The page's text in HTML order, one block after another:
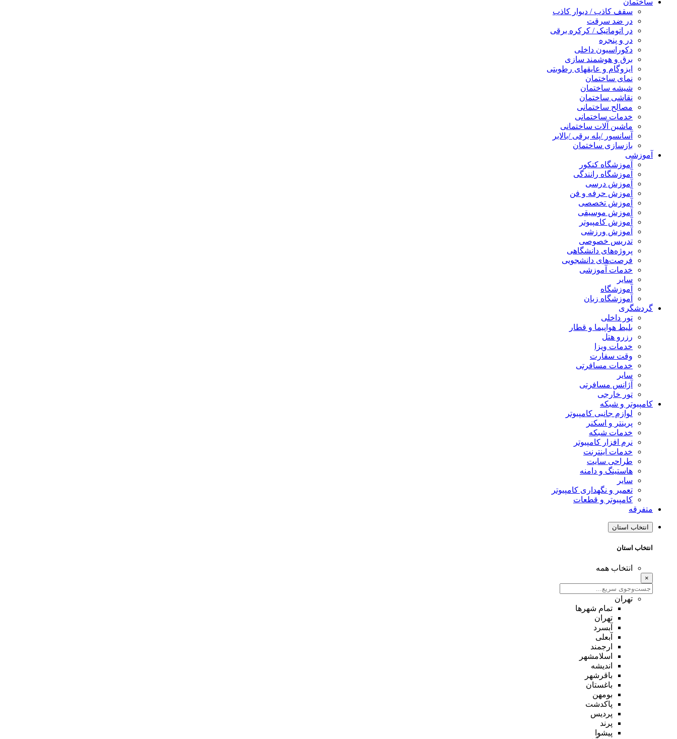
ساختمان
سقف کاذب / دیوار کاذب
در ضد سرقت
در اتوماتیک / کرکره برقی
در و پنجره
دکوراسیون داخلی
برق و هوشمند سازی
ایزوگام و عایقهای رطوبتی
نمای ساختمان
شیشه ساختمان
نقاشی ساختمان
مصالح ساختمانی
خدمات ساختمانی
ماشین آلات ساختمانی
آسانسور /پله برقی /بالابر
بازسازی ساختمان
آموزشی
آموزشگاه کنکور
آموزشگاه رانندگی
آموزش درسی
آموزش حرفه و فن
آموزش تخصصی
آموزش موسیقی
آموزش کامپیوتر
آموزش ورزشی
تدریس خصوصی
پروژه‌های دانشگاهی
فرصت‌های دانشجویی
خدمات آموزشی
سایر
آموزشگاه
آموزشگاه زبان
گردشگری
تور داخلی
بلیط هواپیما و قطار
رزرو هتل
خدمات ویزا
وقت سفارت
خدمات مسافرتی
سایر
آژانس مسافرتی
تور خارجی
کامپیوتر و شبکه
لوازم جانبی کامپیوتر
پرینتر و اسکنر
خدمات شبکه
نرم افزار کامپیوتر
خدمات اینترنت
طراحی سایت
هاستینگ و دامنه
سایر
تعمیر و نگهداری کامپیوتر
کامپیوتر و قطعات
متفرقه
انتخاب استان
انتخاب استان
انتخاب همه
×
تهران
تمام شهر‌ها
تهران
آبسرد
آبعلی
ارجمند
اسلامشهر
اندیشه
باقرشهر
باغستان
بومهن
پاکدشت
پردیس
پرند
پیشوا